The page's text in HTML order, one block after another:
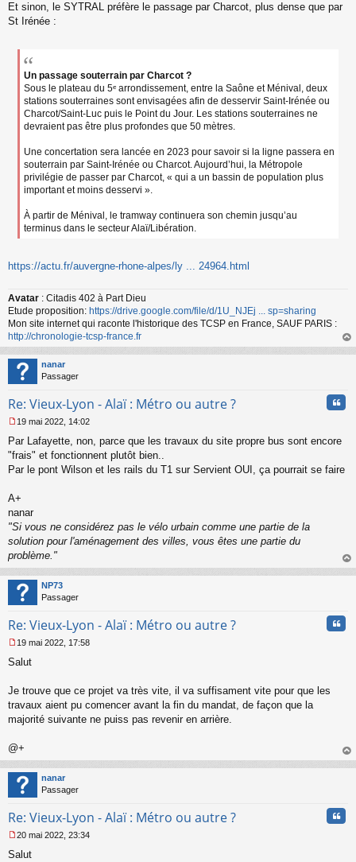
o
n
Et sinon, le SYTRAL préfère le passage par Charcot, plus dense que par
St Irénée :
Un passage souterrain par Charcot ?
Sous le plateau du 5ᵉ arrondissement, entre la Saône et Ménival, deux
stations souterraines sont envisagées afin de desservir Saint-Irénée ou
Charcot/Saint-Luc puis le Point du Jour. Les stations souterraines ne
devraient pas être plus profondes que 50 mètres.
Une concertation sera lancée en 2023 pour savoir si la ligne passera en
souterrain par Saint-Irénée ou Charcot. Aujourd’hui, la Métropole
privilégie de passer par Charcot, « qui a un bassin de population plus
important et moins desservi ».
À partir de Ménival, le tramway continuera son chemin jusqu’au
terminus dans le secteur Alaï/Libération.
https://actu.fr/auvergne-rhone-alpes/ly ... 24964.html
Avatar : Citadis 402 à Part Dieu
Etude proposition: https://drive.google.com/file/d/1U_NJEj ... sp=sharing
Mon site internet qui raconte l'historique des TCSP en France, SAUF PARIS :
http://chronologie-tcsp-france.fr
au
nanar
Passager
Re: Vieux-Lyon - Alaï : Métro ou autre ?
e
s
s
e
n
o
n
u
19 mai 2022, 14:02
Par Lafayette, non, parce que les travaux du site propre bus sont encore
"frais" et fonctionnent plutôt bien..
Par le pont Wilson et les rails du T1 sur Servient OUI, ça pourrait se faire
A+
nanar
"Si vous ne considérez pas le vélo urbain comme une partie de la
solution pour l'aménagement des villes, vous êtes une partie du
problème."
au
NP73
Passager
Re: Vieux-Lyon - Alaï : Métro ou autre ?
e
s
g
e
o
n
l
u
19 mai 2022, 17:58
Salut
Je trouve que ce projet va très vite, il va suffisament vite pour que les
travaux aient pu comencer avant la fin du mandat, de façon que la
majorité suivante ne puiss pas revenir en arrière.
@+
au
nanar
Passager
Re: Vieux-Lyon - Alaï : Métro ou autre ?
e
20 mai 2022, 23:34
Salut